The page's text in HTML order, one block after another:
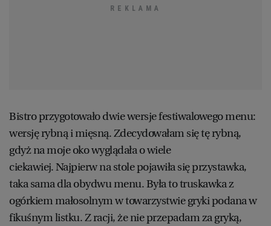
Bistro przygotowało dwie wersje festiwalowego menu:
wersję rybną i mięsną. Zdecydowałam się tę rybną,
gdyż na moje oko wyglądała o wiele
ciekawiej. Najpierw na stole pojawiła się przystawka,
taka sama dla obydwu menu. Była to truskawka z
ogórkiem małosolnym w towarzystwie gryki podana w
fikuśnym listku. Z racji, że nie przepadam za gryką,